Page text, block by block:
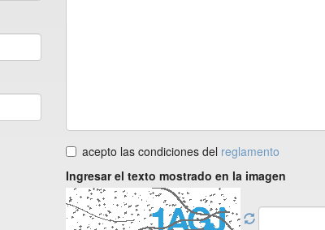
acepto las condiciones del reglamento
Ingresar el texto mostrado en la imagen